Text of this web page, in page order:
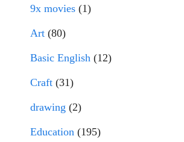
9x movies (1)
Art (80)
Basic English (12)
Craft (31)
drawing (2)
Education (195)